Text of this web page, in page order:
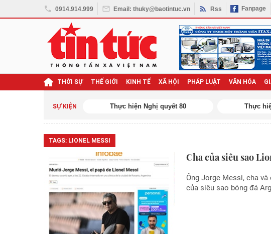
0914.914.999 Email: thuky@baotintuc.vn Rss Fanpage
THỜI SỰ THẾ GIỚI KINH TẾ XÃ HỘI PHÁP LUẬT VĂN HÓA
SỰ KIỆN Thực hiện Nghị quyết 80 Thực
TAGS: LIONEL MESSI
Cha của siêu sao
Ông Jorge Messi, cha
của siêu sao bóng đá